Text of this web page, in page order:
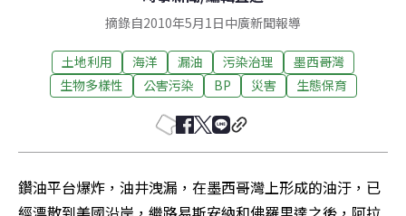
摘錄自2010年5月1日中廣新聞報導
土地利用 海洋 漏油 污染治理
墨西哥灣
生物多樣性
公害污染 BP 災害 生態保育
鑽油平台爆炸，油井洩漏，在墨西哥灣上形成的油汙，已